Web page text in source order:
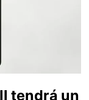
tendrá un